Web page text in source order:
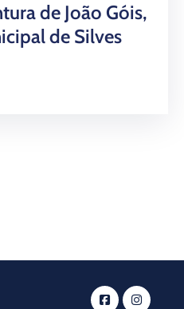
de João Góis,
de Silves